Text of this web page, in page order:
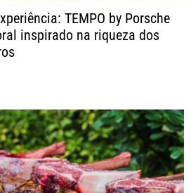
TEMPO by Porsche
inspirado na riqueza dos